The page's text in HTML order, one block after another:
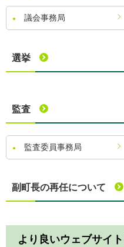
議会事務局
選挙
監査
監査委員事務局
副町長の再任について
より良いウェブサイ